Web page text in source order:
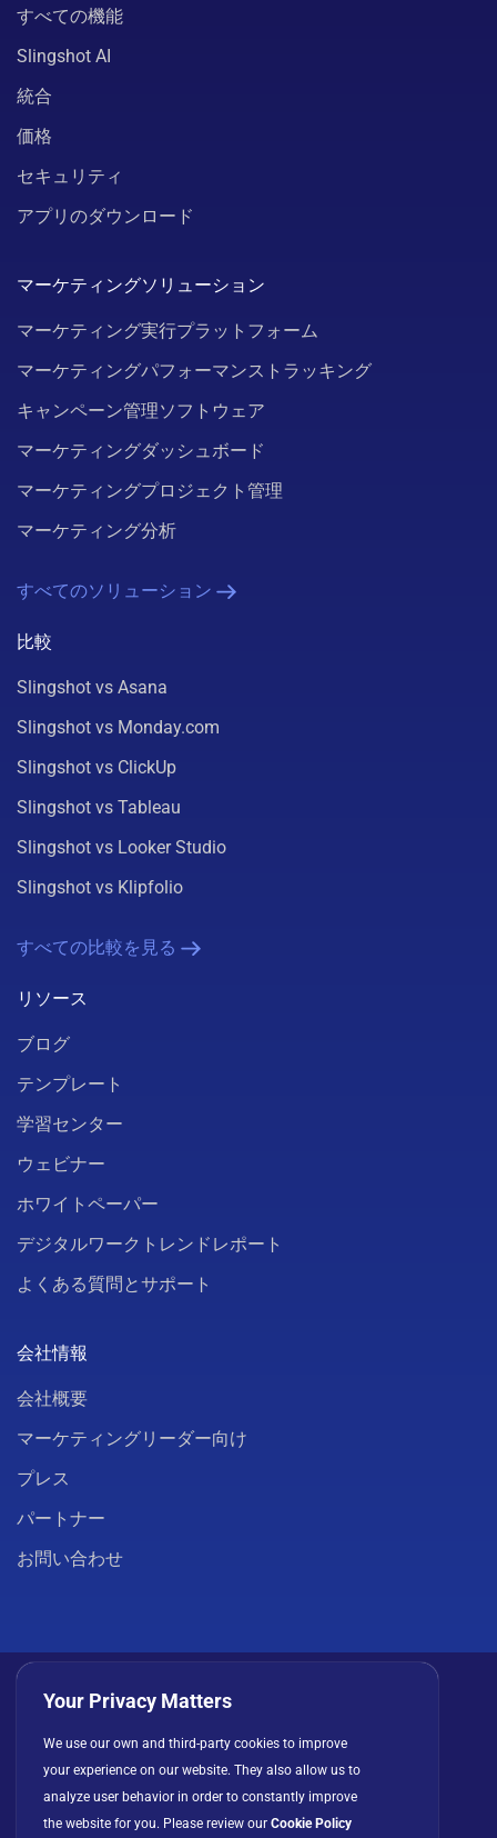
すべての機能
Slingshot AI
統合
価格
セキュリティ
アプリのダウンロード
マーケティングソリューション
マーケティング実行プラットフォーム
マーケティングパフォーマンストラッキング
キャンペーン管理ソフトウェア
マーケティングダッシュボード
マーケティングプロジェクト管理
マーケティング分析
すべてのソリューション
比較
Slingshot vs Asana
Slingshot vs Monday.com
Slingshot vs ClickUp
Slingshot vs Tableau
Slingshot vs Looker Studio
Slingshot vs Klipfolio
すべての比較を見る
リソース
ブログ
テンプレート
学習センター
ウェビナー
ホワイトペーパー
デジタルワークトレンドレポート
よくある質問とサポート
会社情報
会社概要
マーケティングリーダー向け
プレス
パートナー
お問い合わせ
ライセンス契約
Your Privacy Matters
We use our own and third-party cookies to improve
your experience on our website. They also allow us to
analyze user behavior in order to constantly improve
the website for you. Please review our Cookie Policy